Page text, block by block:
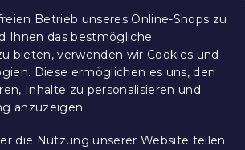
Betrieb unseres Online-Shops zu
Ihnen das bestmögliche
bieten, verwenden wir Cookies und
Diese ermöglichen es uns, den
Inhalte zu personalisieren und
anzuzeigen.
die Nutzung unserer Website teilen
und Rücksendungen